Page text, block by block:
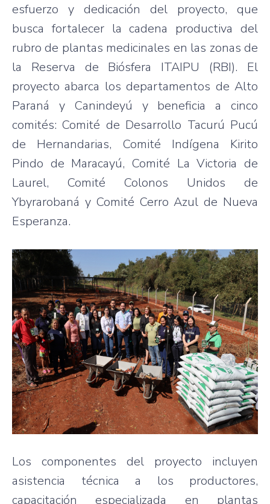
esfuerzo y dedicación del proyecto, que
busca fortalecer la cadena productiva del
rubro de plantas medicinales en las zonas de
la Reserva de Biósfera ITAIPU (RBI). El
proyecto abarca los departamentos de Alto
Paraná y Canindeyú y beneficia a cinco
comités: Comité de Desarrollo Tacurú Pucú
de Hernandarias, Comité Indígena Kirito
Pindo de Maracayú, Comité La Victoria de
Laurel, Comité Colonos Unidos de
Ybyrarobaná y Comité Cerro Azul de Nueva
Esperanza.
Los componentes del proyecto incluyen
asistencia técnica a los productores,
capacitación especializada en plantas